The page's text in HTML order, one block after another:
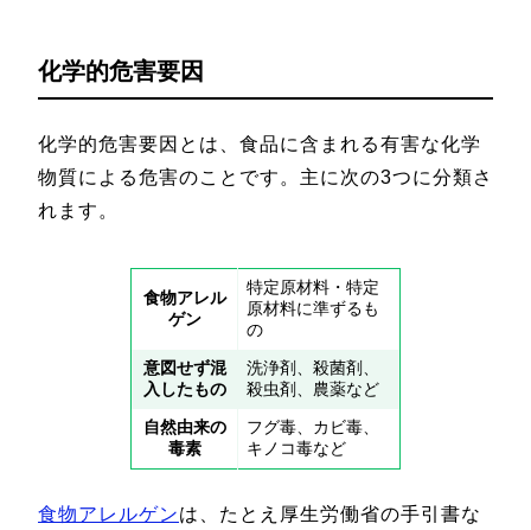
化学的危害要因
化学的危害要因とは、食品に含まれる有害な化学
物質による危害のことです。主に次の3つに分類さ
れます。
食物アレル
ゲン
特定原材料・特定
原材料に準ずるも
の
意図せず混
入したもの
洗浄剤、殺菌剤、
殺虫剤、農薬など
自然由来の
毒素
フグ毒、カビ毒、
キノコ毒など
食物アレルゲンは、たとえ厚生労働省の手引書な